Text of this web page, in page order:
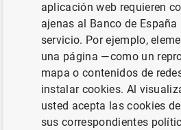
Estado financiero
Eurosistema a 17 de
(398
aplicación web requieren
ajenas al Banco de
servicio. Por ejemplo,
una página —como un
mapa o contenidos de
instalar cookies. Al
usted acepta las cookies
sus correspondientes